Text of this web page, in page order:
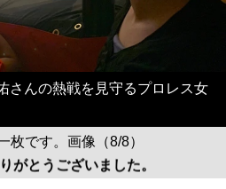
さんの熱戦を見守るプロレス女
枚です。画像（8/8）
がとうございました。